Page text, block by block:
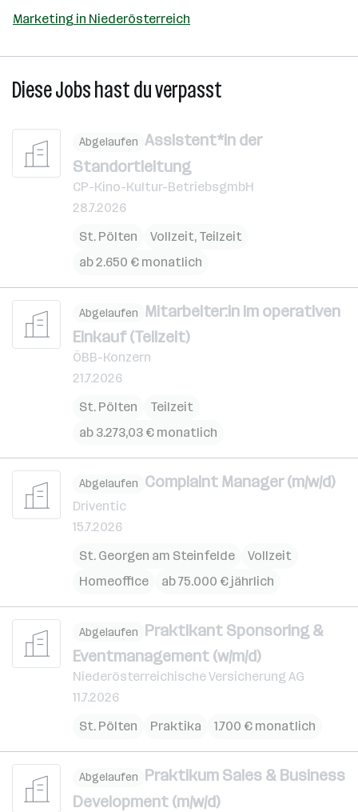
Marketing in Niederösterreich
Diese Jobs hast du verpasst
Abgelaufen Assistent*in der
Standortleitung
CP-Kino-Kultur-BetriebsgmbH
28.7.2026
St. Pölten
Vollzeit, Teilzeit
ab 2.650 € monatlich
Abgelaufen Mitarbeiter:in im operativen
Einkauf (Teilzeit)
ÖBB-Konzern
21.7.2026
St. Pölten
Teilzeit
ab 3.273,03 € monatlich
Abgelaufen Complaint Manager (m/w/d)
Driventic
15.7.2026
St. Georgen am Steinfelde
Vollzeit
Homeoffice
ab 75.000 € jährlich
Abgelaufen Praktikant Sponsoring &
Eventmanagement (w/m/d)
Niederösterreichische Versicherung AG
11.7.2026
St. Pölten
Praktika 1.700 € monatlich
Abgelaufen Praktikum Sales & Business
Development (m/w/d)